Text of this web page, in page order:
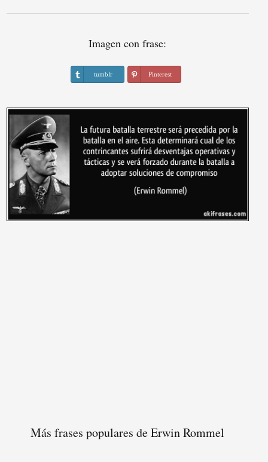
Imagen con frase:
tumblr Pinterest
Más frases populares de Erwin Rommel